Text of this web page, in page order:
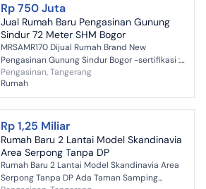
Rp 750 Juta
Jual Rumah Baru Pengasinan Gunung
Sindur 72 Meter SHM Bogor
MRSAMR170 Dijual Rumah Brand New
Pengasinan Gunung Sindur Bogor -sertifikasi :
Hak Milik -luas tanah : 72 m2 -luas bangunan :
66 m2 -luas PxL...
Pengasinan, Tangerang
Rumah
Rp 1,25 Miliar
Rumah Baru 2 Lantai Model Skandinavia
Area Serpong Tanpa DP
Rumah Baru 2 Lantai Model Skandinavia Area
Serpong Tanpa DP Ada Taman Samping